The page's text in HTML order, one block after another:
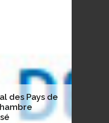
des Pays de